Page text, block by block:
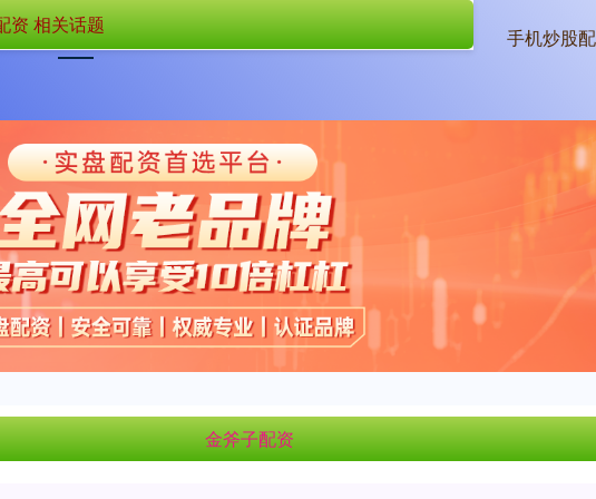
首页 金斧子配资 国内配资平台排名 手机炒股
金斧子配资
资 相关话题